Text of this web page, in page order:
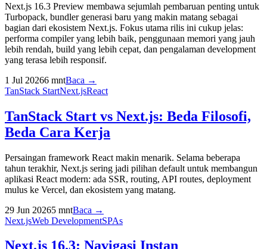
Next.js 16.3 Preview membawa sejumlah pembaruan penting untuk
Turbopack, bundler generasi baru yang makin matang sebagai
bagian dari ekosistem Next.js. Fokus utama rilis ini cukup jelas:
performa compiler yang lebih baik, penggunaan memori yang jauh
lebih rendah, build yang lebih cepat, dan pengalaman development
yang terasa lebih responsif.
1 Jul 20266 mntBaca →
TanStack StartNext.jsReact
TanStack Start vs Next.js: Beda Filosofi,
Beda Cara Kerja
Persaingan framework React makin menarik. Selama beberapa
tahun terakhir, Next.js sering jadi pilihan default untuk membangun
aplikasi React modern: ada SSR, routing, API routes, deployment
mulus ke Vercel, dan ekosistem yang matang.
29 Jun 20265 mntBaca →
Next.jsWeb DevelopmentSPAs
Next.js 16.3: Navigasi Instan